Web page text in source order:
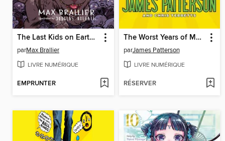
The Last Kids on Earth and the Nightmare King
parMax Brallier
LIVRE NUMÉRIQUE
EMPRUNTER
The Worst Years of My Life
parJames Patterson
LIVRE NUMÉRIQUE
RÉSERVER